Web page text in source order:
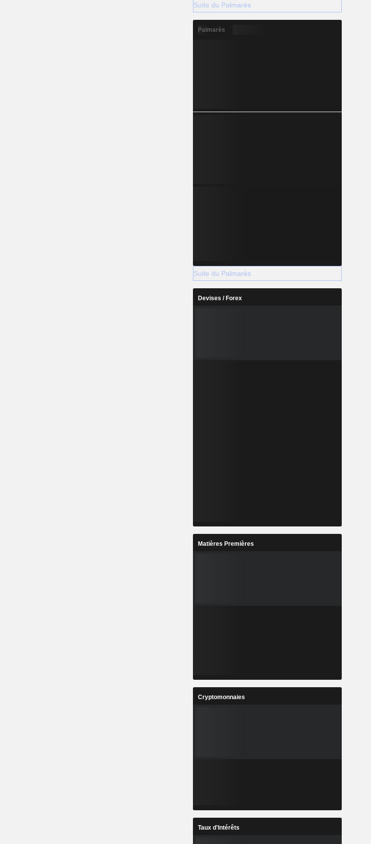
Suite du Palmarès
Palmarès
Suite du Palmarès
Devises / Forex
Matières Premières
Cryptomonnaies
Taux d'Intérêts